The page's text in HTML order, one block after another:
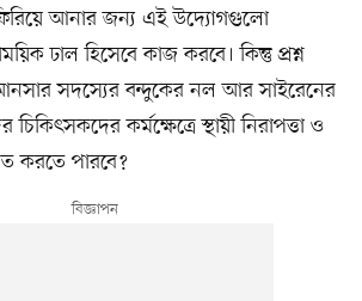
আনার জন্য এই উদ্যোগগুলো
ঢাল হিসেবে কাজ করবে। কিন্তু প্রশ্ন
সদস্যের বন্দুকের নল আর সাইরেনের
কর্মক্ষেত্রে স্থায়ী নিরাপত্তা ও
করতে পারবে?